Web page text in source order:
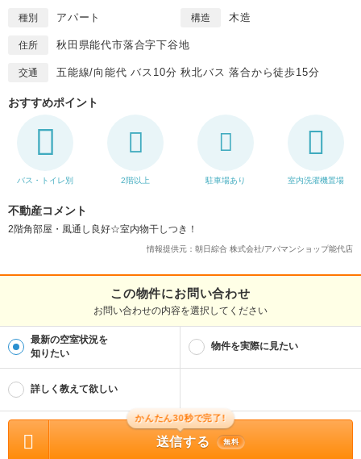
種別 アパート 構造 木造
住所 秋田県能代市落合字下谷地
交通 五能線/向能代 バス10分 秋北バス 落合から徒歩15分
おすすめポイント
バス・トイレ別 2階以上 駐車場あり 室内洗濯機置場
不動産コメント
2階角部屋・風通し良好☆室内物干しつき！
情報提供元：朝日綜合 株式会社/アパマンショップ能代店
この物件にお問い合わせ
お問い合わせの内容を選択してください
最新の空室状況を
知りたい
物件を実際に見たい
詳しく教えて欲しい
かんたん30秒で完了!
送信する 無料